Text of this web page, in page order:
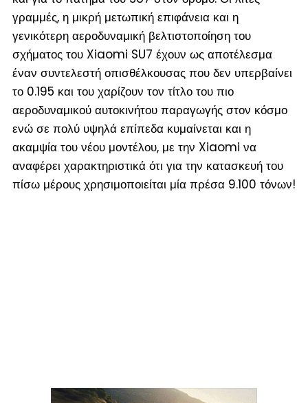
γραμμές, η μικρή μετωπική επιφάνεια και η
γενικότερη αεροδυναμική βελτιστοποίηση του
σχήματος του Xiaomi SU7 έχουν ως αποτέλεσμα
έναν συντελεστή οπισθέλκουσας που δεν υπερβαίνει
το 0.195 και του χαρίζουν τον τίτλο του πιο
αεροδυναμικού αυτοκινήτου παραγωγής στον κόσμο
ενώ σε πολύ υψηλά επίπεδα κυμαίνεται και η
ακαμψία του νέου μοντέλου, με την Xiaomi να
αναφέρει χαρακτηριστικά ότι για την κατασκευή του
πίσω μέρους χρησιμοποιείται μία πρέσα 9.100 τόνων!